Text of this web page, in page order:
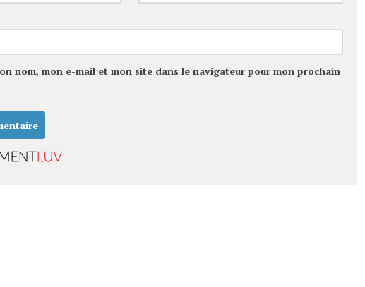
nom, mon e-mail et mon site dans le navigateur pour mon prochain